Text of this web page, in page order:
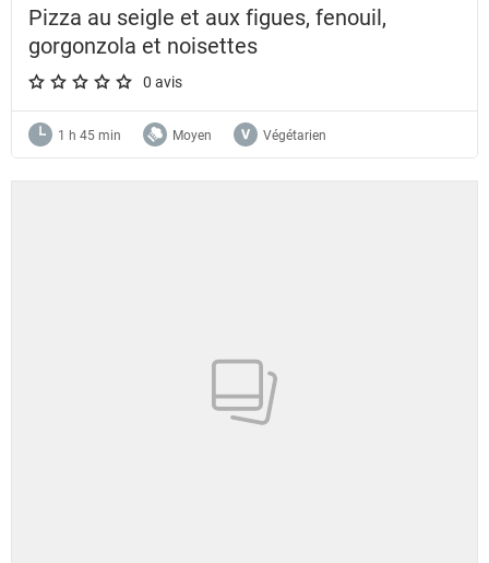
Pizza au seigle et aux figues, fenouil,
gorgonzola et noisettes
A star rating of 0 out of 5.
0 avis
1 h 45 min Moyen Végétarien